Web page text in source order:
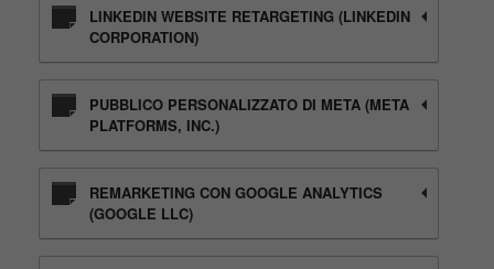
LINKEDIN WEBSITE RETARGETING (LINKEDIN
CORPORATION)
PUBBLICO PERSONALIZZATO DI META (META
PLATFORMS, INC.)
REMARKETING CON GOOGLE ANALYTICS
(GOOGLE LLC)